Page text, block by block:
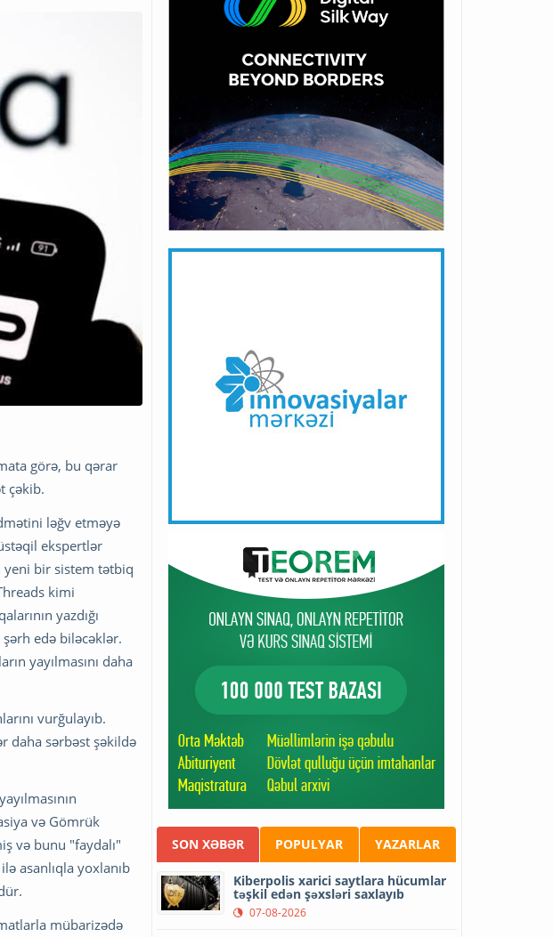
görə, bu qərar
çəkib.
ləğv etməyə
ekspertlər
yeni bir sistem tətbiq
kimi
yazdığı
edə biləcəklər.
yayılmasını daha
vurğulayıb.
daha sərbəst şəkildə
və Gömrük
və bunu "faydalı"
asanlıqla yoxlanıb
mübarizədə
SON XƏBƏR POPULYAR YAZARLAR
Kiberpolis xarici saytlara hücumlar
təşkil edən şəxsləri saxlayıb
07-08-2026